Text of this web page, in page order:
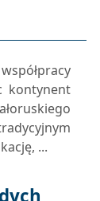
kontynent
...